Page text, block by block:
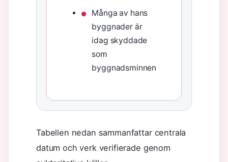
Många av hans
byggnader är
idag skyddade
som
byggnadsminnen
Tabellen nedan sammanfattar centrala
datum och verk verifierade genom